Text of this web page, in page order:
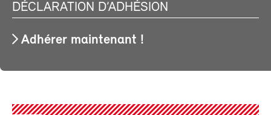
DÉCLARATION D’ADHÉSION
Adhérer maintenant !